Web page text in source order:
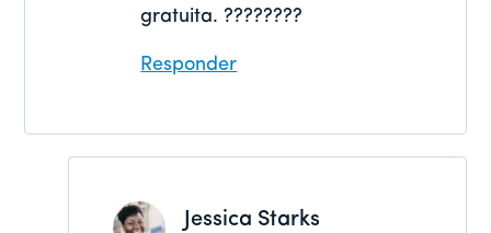
gratuita. ????????
Responder
Jessica Starks